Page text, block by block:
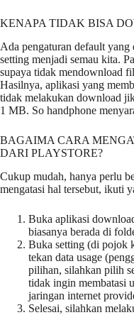
KENAPA TIDAK BISA
Ada pengaturan default
setting menjadi semau kita.
supaya tidak mendownload
Hasilnya, aplikasi yang
tidak melakukan download
1 MB. So handphone
BAGAIMA CARA
DARI PLAYSTORE?
Cukup mudah, hanya perlu
mengatasi hal tersebut, ikuti
Buka aplikasi
biasanya berada di
Buka setting (di pojok
tekan data usage
pilihan, silahkan pilih
tidak ingin membatasi
jaringan internet
Selesai, silahkan